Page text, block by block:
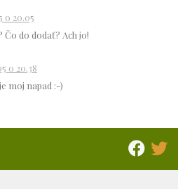
o 20.05
do dodať? Ach jo!
o 20.38
moj napad :-)